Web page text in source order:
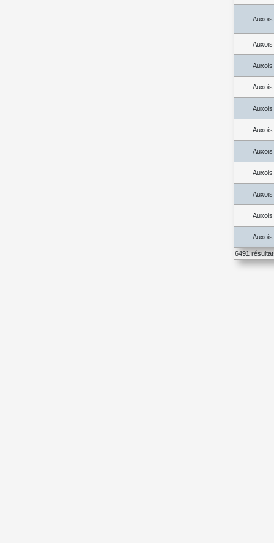
Auxois
Auxois
Auxois
Auxois
Auxois
Auxois
Auxois
Auxois
Auxois
Auxois
Auxois
6491